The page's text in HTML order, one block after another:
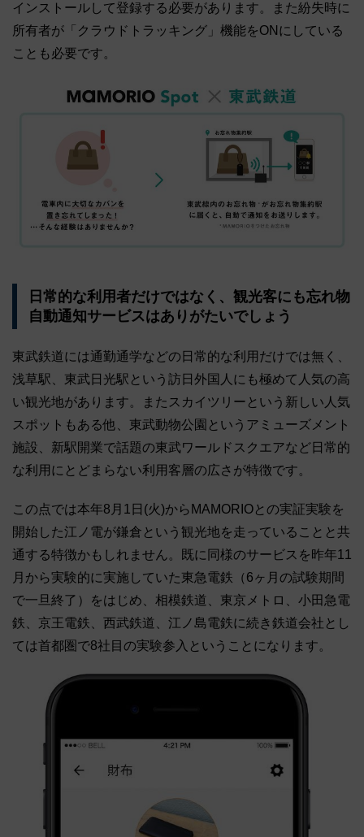
インストールして登録する必要があります。また紛失時に
所有者が「クラウドトラッキング」機能をONにしている
ことも必要です。
日常的な利用者だけではなく、観光客にも忘れ物
自動通知サービスはありがたいでしょう
東武鉄道には通勤通学などの日常的な利用だけでは無く、
浅草駅、東武日光駅という訪日外国人にも極めて人気の高
い観光地があります。またスカイツリーという新しい人気
スポットもある他、東武動物公園というアミューズメント
施設、新駅開業で話題の東武ワールドスクエアなど日常的
な利用にとどまらない利用客層の広さが特徴です。
この点では本年8月1日(火)からMAMORIOとの実証実験を
開始した江ノ電が鎌倉という観光地を走っていることと共
通する特徴かもしれません。既に同様のサービスを昨年11
月から実験的に実施していた東急電鉄（6ヶ月の試験期間
で一旦終了）をはじめ、相模鉄道、東京メトロ、小田急電
鉄、京王電鉄、西武鉄道、江ノ島電鉄に続き鉄道会社とし
ては首都圏で8社目の実験参入ということになります。